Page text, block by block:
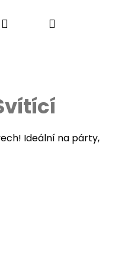
CZECH ICE
PřihlášeníNákupní
Ideální na párty,